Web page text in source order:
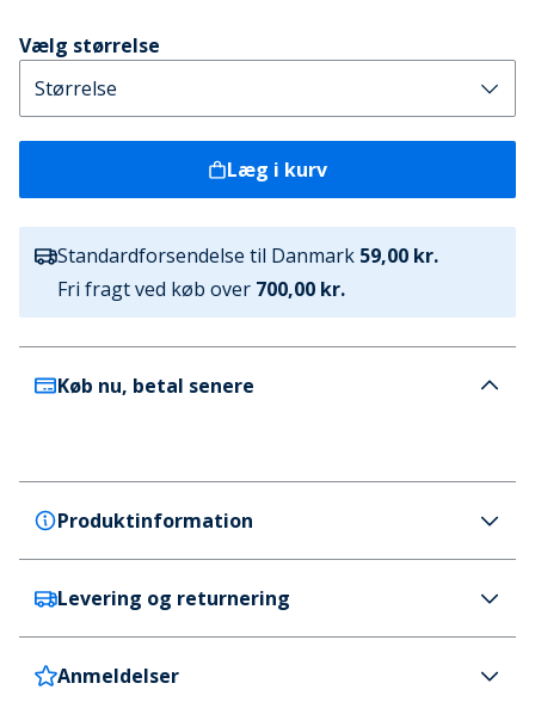
Vælg størrelse
Læg i kurv
Standardforsendelse til Danmark 59,00 kr.
Fri fragt ved køb over 700,00 kr.
Køb nu, betal senere
Produktinformation
Superdry
Superdry Solbriller til Herre 3 Sorte Orange
Farve
Sort / orange
Levering og returnering
Danmark
59 kr. (700 kr.+ GRATIS)
Anmeldelser